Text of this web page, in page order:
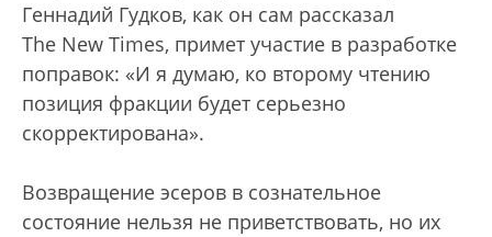
Геннадий Гудков, как он сам рассказал
The New Times, примет участие в разработке
поправок: «И я думаю, ко второму чтению
позиция фракции будет серьезно
скорректирована».
Возвращение эсеров в сознательное
состояние нельзя не приветствовать, но их